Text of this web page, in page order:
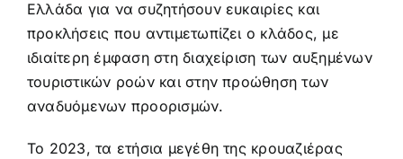
Ελλάδα για να συζητήσουν ευκαιρίες και
προκλήσεις που αντιμετωπίζει ο κλάδος, με
ιδιαίτερη έμφαση στη διαχείριση των αυξημένων
τουριστικών ροών και στην προώθηση των
αναδυόμενων προορισμών.
Το 2023, τα ετήσια μεγέθη της κρουαζιέρας